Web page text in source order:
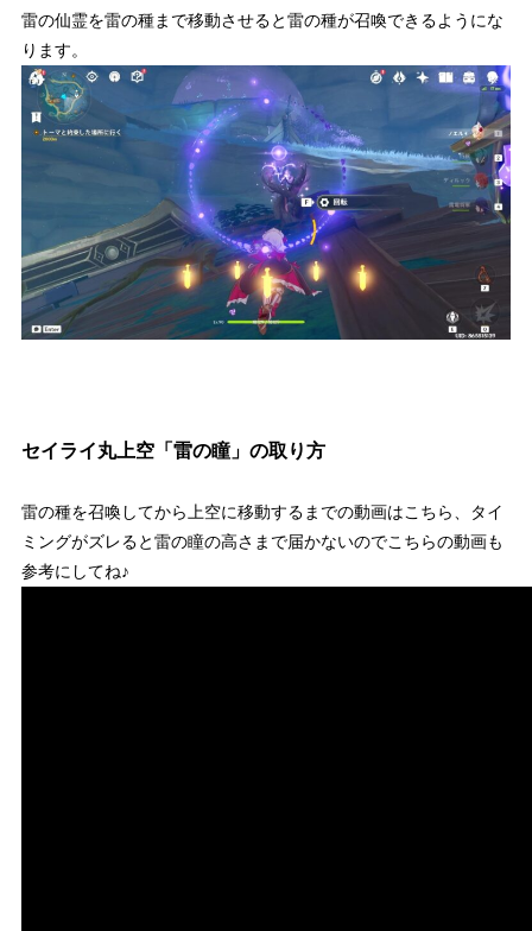
雷の仙霊を雷の種まで移動させると雷の種が召喚できるようにな
ります。
セイライ丸上空「雷の瞳」の取り方
雷の種を召喚してから上空に移動するまでの動画はこちら、タイ
ミングがズレると雷の瞳の高さまで届かないのでこちらの動画も
参考にしてね♪